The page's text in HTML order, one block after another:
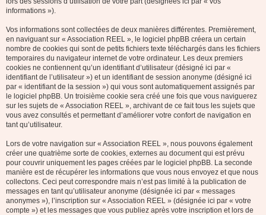
informations »).
Vos informations sont collectées de deux manières différentes. Premièrement,
en naviguant sur « Association REEL », le logiciel phpBB créera un certain
nombre de cookies qui sont de petits fichiers texte téléchargés dans les fichiers
temporaires du navigateur internet de votre ordinateur. Les deux premiers
cookies ne contiennent qu’un identifiant d’utilisateur (désigné ici par «
identifiant de l’utilisateur ») et un identifiant de session anonyme (désigné ici
par « identifiant de la session ») qui vous sont automatiquement assignés par
le logiciel phpBB. Un troisième cookie sera créé une fois que vous naviguerez
sur les sujets de « Association REEL », archivant de ce fait tous les sujets que
vous avez consultés et permettant d’améliorer votre confort de navigation en
tant qu’utilisateur.
Lors de votre navigation sur « Association REEL », nous pouvons également
créer une quatrième sorte de cookies, externes au document qui est prévu
pour couvrir uniquement les pages créées par le logiciel phpBB. La seconde
manière est de récupérer les informations que vous nous envoyez et que nous
collectons. Ceci peut correspondre mais n’est pas limité à la publication de
messages en tant qu’utilisateur anonyme (désignée ici par « messages
anonymes »), l’inscription sur « Association REEL » (désignée ici par « votre
compte ») et les messages que vous publiez après votre inscription et lors de